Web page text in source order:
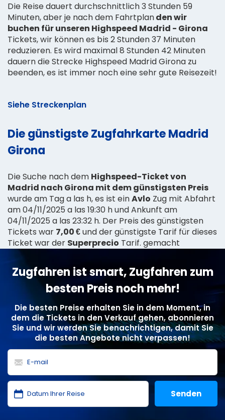
Die Reise dauert durchschnittlich 3 Stunden 59
Minuten, aber je nach dem Fahrtplanden wir
buchen für unseren Highspeed Madrid - Girona
Tickets, wir können es bis 2 Stunden 37 Minuten
reduzieren. Es wird maximal 8 Stunden 42 Minuten
dauern die Strecke Highspeed Madrid Girona zu
beenden, es ist immer noch eine sehr gute Reisezeit!
Siehe Streckenplan
Die günstigste Zugfahrkarte Madrid
Girona
Die Suche nach dem Highspeed-Ticket von
Madrid nach Girona mit dem günstigsten Preis
wurde am Tag a las h, es ist einAvlo Zug mit Abfahrt
am 04/11/2025 a las 19:30 h und Ankunft am
04/11/2025 a las 23:32 h. Der Preis des günstigsten
Tickets war 7,00 €und der günstigste Tarif für dieses
Ticket war der Superprecio Tarif. gemacht
Zugfahren ist smart, Zugfahren zum
besten Preis noch mehr!
Die besten Preise erhalten Sie in dem Moment, in
dem die Tickets in den Verkauf gehen, abonnieren
Sie und wir werden Sie benachrichtigen, damit Sie
die besten Angebote nicht verpassen!